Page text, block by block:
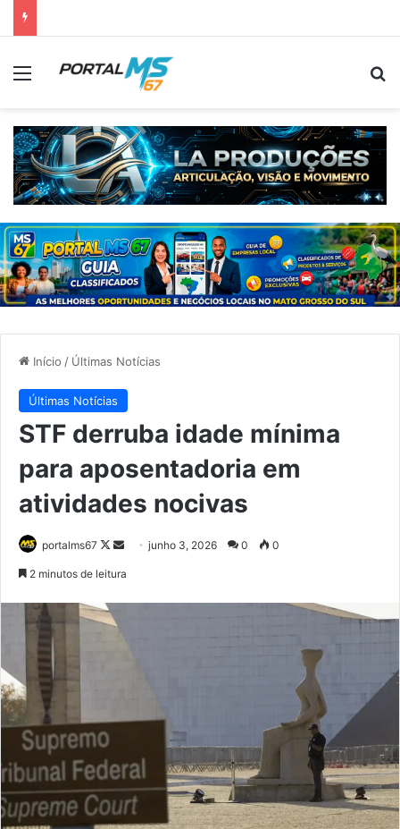
Menu
Início / Últimas Notícias
Últimas Notícias
STF derruba idade mínima
para aposentadoria em
atividades nocivas
portalms67
Follow
Mandejunho 3, 2026 0 0
2 minutos de leitura